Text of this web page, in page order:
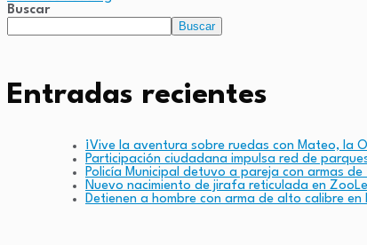
Buscar
Buscar
Entradas recientes
¡Vive la aventura sobre ruedas con Mateo, la
Participación ciudadana impulsa red de
Policía Municipal detuvo a pareja con armas de
Nuevo nacimiento de jirafa reticulada en
Detienen a hombre con arma de alto calibre en